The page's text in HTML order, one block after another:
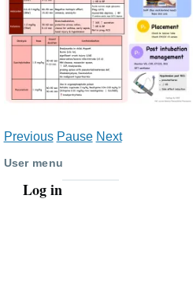
Previous Pause Next
User menu
Log in